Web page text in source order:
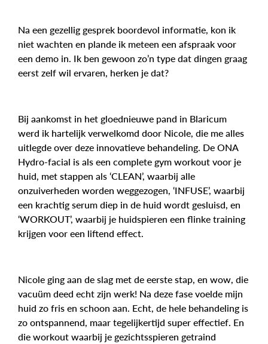
Na een gezellig gesprek boordevol informatie, kon ik
niet wachten en plande ik meteen een afspraak voor
een demo in. Ik ben gewoon zo’n type dat dingen graag
eerst zelf wil ervaren, herken je dat?
Bij aankomst in het gloednieuwe pand in Blaricum
werd ik hartelijk verwelkomd door Nicole, die me alles
uitlegde over deze innovatieve behandeling. De ONA
Hydro-facial is als een complete gym workout voor je
huid, met stappen als ‘CLEAN’, waarbij alle
onzuiverheden worden weggezogen, ‘INFUSE’, waarbij
een krachtig serum diep in de huid wordt gesluisd, en
‘WORKOUT’, waarbij je huidspieren een flinke training
krijgen voor een liftend effect.
Nicole ging aan de slag met de eerste stap, en wow, die
vacuüm deed echt zijn werk! Na deze fase voelde mijn
huid zo fris en schoon aan. Echt, de hele behandeling is
zo ontspannend, maar tegelijkertijd super effectief. En
die workout waarbij je gezichtsspieren getraind